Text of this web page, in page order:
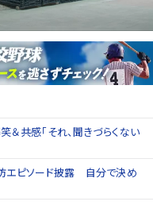
共感「それ、聞きづらくない
エピソード披露 自分で決め